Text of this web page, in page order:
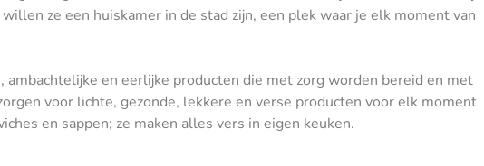
ze een huiskamer in de stad zijn, een plek waar je elk moment van
en eerlijke producten die met zorg worden bereid en met
voor lichte, gezonde, lekkere en verse producten voor elk moment
en sappen; ze maken alles vers in eigen keuken.